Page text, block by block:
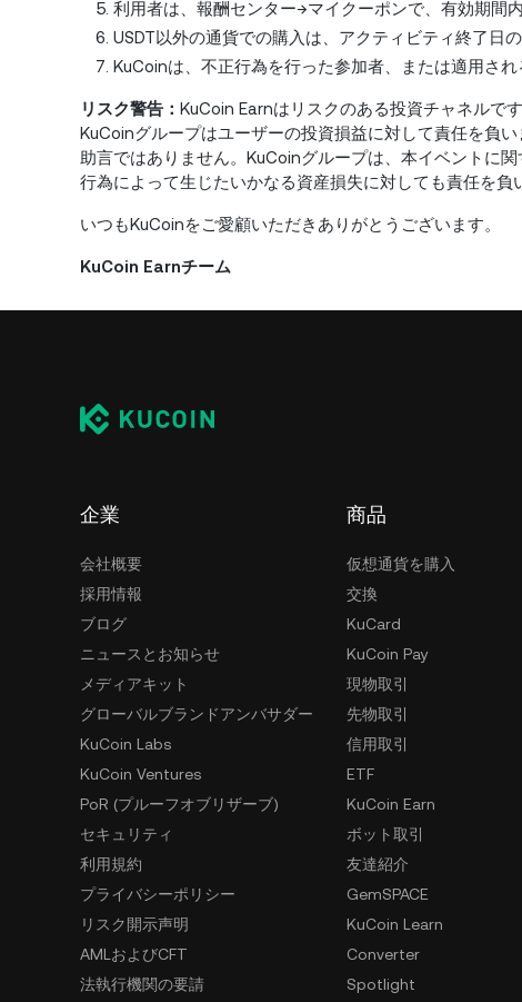
利用者は、報酬センター→マイクーポンで、有効期間
USDT以外の通貨での購入は、アクティビティ終了日
KuCoinは、不正行為を行った参加者、または適用さ
リスク警告： KuCoin Earnはリスクのある投資チャネルで
KuCoinグループはユーザーの投資損益に対して責任を負
助言ではありません。KuCoinグループは、本イベントに
行為によって生じたいかなる資産損失に対しても責任を負
いつもKuCoinをご愛顧いただきありがとうございます。
KuCoin Earnチーム
企業
会社概要
採用情報
ブログ
ニュースとお知らせ
メディアキット
グローバルブランドアンバサダー
KuCoin Labs
KuCoin Ventures
PoR (プルーフオブリザーブ)
セキュリティ
利用規約
プライバシーポリシー
リスク開示声明
AMLおよびCFT
法執行機関の要請
商品
仮想通貨を購入
交換
KuCard
KuCoin Pay
現物取引
先物取引
信用取引
ETF
KuCoin Earn
ボット取引
友達紹介
GemSPACE
KuCoin Learn
Converter
Spotlight